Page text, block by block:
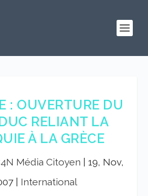
: OUVERTURE DU
RELIANT LA
À LA GRÈCE
Média Citoyen
19, Nov,
International